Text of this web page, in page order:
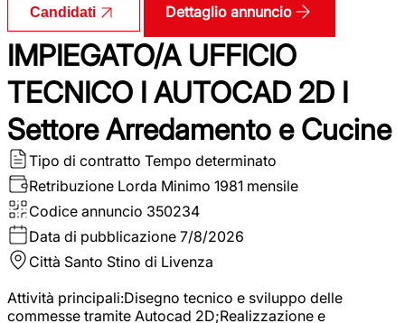
Candidati Dettaglio annuncio
IMPIEGATO/A UFFICIO
TECNICO I AUTOCAD 2D I
Settore Arredamento e Cucine
Tipo di contratto Tempo determinato
Retribuzione Lorda Minimo 1981 mensile
Codice annuncio 350234
Data di pubblicazione 7/8/2026
Città Santo Stino di Livenza
Attività principali:Disegno tecnico e sviluppo delle
commesse tramite Autocad 2D;Realizzazione e